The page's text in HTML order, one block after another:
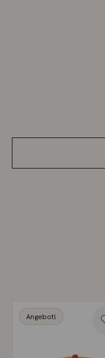
Angebot!